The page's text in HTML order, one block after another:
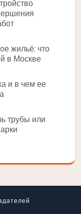
жильё: что
в Москве
и в чем ее
трубы или